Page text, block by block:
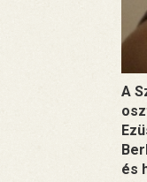
A
és